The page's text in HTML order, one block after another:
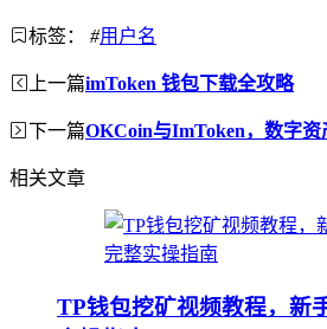
标签： #用户名
上一篇imToken 钱包下载全攻略
下一篇OKCoin与ImToken，数字
相关文章
TP钱包挖矿视频教程，新